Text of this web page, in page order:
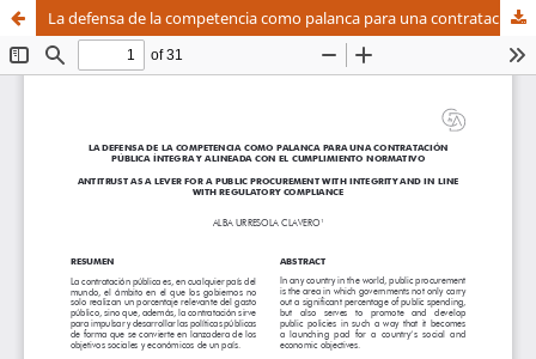
La defensa de la competencia como palanca para una contratación pública íntegra y alineada con el cumplimiento normativo